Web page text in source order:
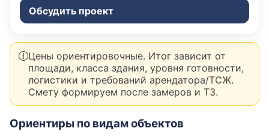
Обсудить проект
Цены ориентировочные. Итог зависит от
площади, класса здания, уровня готовности,
логистики и требований арендатора/ТСЖ.
Смету формируем после замеров и ТЗ.
Ориентиры по видам объектов